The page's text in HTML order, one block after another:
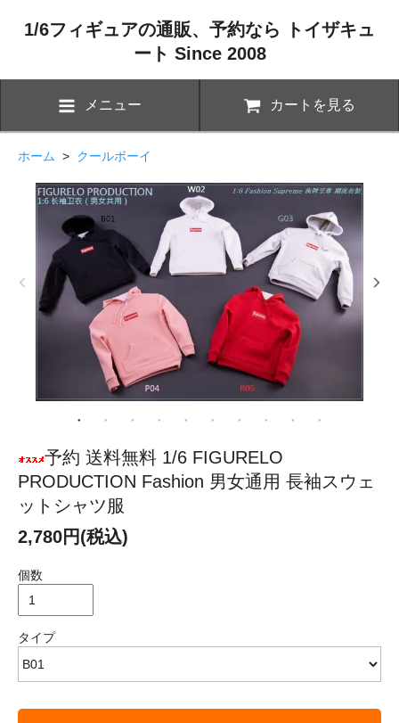
1/6フィギュアの通販、予約なら トイザキュ
ート Since 2008
メニュー カートを見る
ホーム > クールボーイ
予約 送料無料 1/6 FIGURELO
PRODUCTION Fashion 男女通用 長袖スウェ
ットシャツ服
2,780円(税込)
個数
タイプ